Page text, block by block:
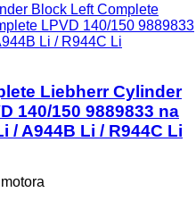
Block Left Complete
LPVD 140/150 9889833
Li / R944C Li
Liebherr Cylinder
140/150 9889833 na
/ A944B Li / R944C Li